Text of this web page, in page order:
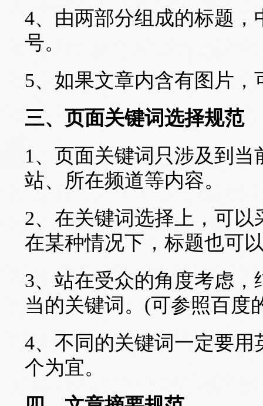
4、由两部分组成的标题
号。
5、如果文章内含有图片
三、页面关键词选择规范
1、页面关键词只涉及到
站、所在频道等内容。
2、在关键词选择上，可
在某种情况下，标题也可
3、站在受众的角度考虑
当的关键词。(可参照百度
4、不同的关键词一定要用
个为宜。